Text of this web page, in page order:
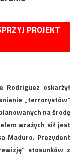
PROJEKT
Rodriguez oskarżył
„terrorystów”
na środę
wrażych sił jest
Maduro. Prezydent
stosunków z